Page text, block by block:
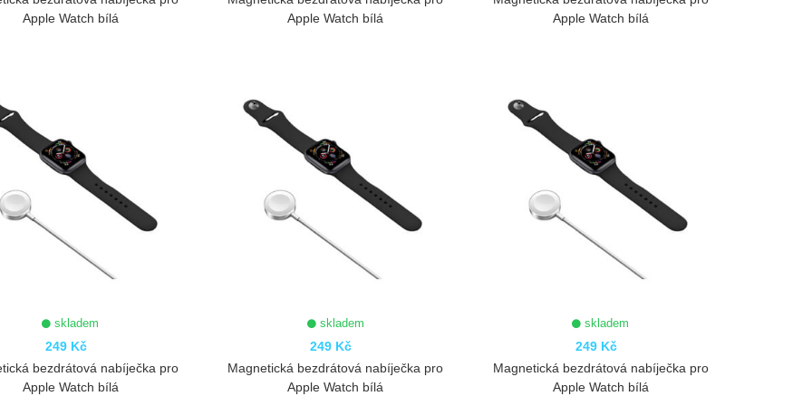
Apple Watch bílá
Apple Watch bílá
Apple Watch bílá
skladem
249 Kč
bezdrátová nabíječka pro
Apple Watch bílá
skladem
249 Kč
Magnetická bezdrátová nabíječka pro
Apple Watch bílá
skladem
249 Kč
Magnetická bezdrátová nabíječka pro
Apple Watch bílá